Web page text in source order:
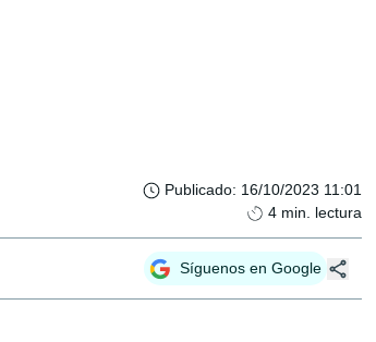
Publicado: 16/10/2023 11:01
4 min. lectura
Síguenos en Google